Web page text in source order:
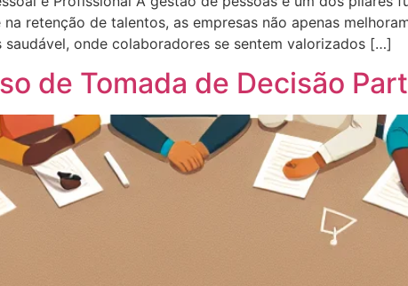
retenção de talentos, as empresas não apenas
onde colaboradores se sentem valorizados […]
de Tomada de Decisão